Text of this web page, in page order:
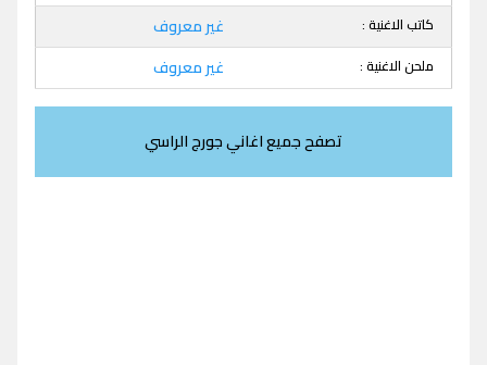
كاتب الاغنية : غير معروف
ملحن الاغنية : غير معروف
تصفح جميع اغاني جورج الراسي